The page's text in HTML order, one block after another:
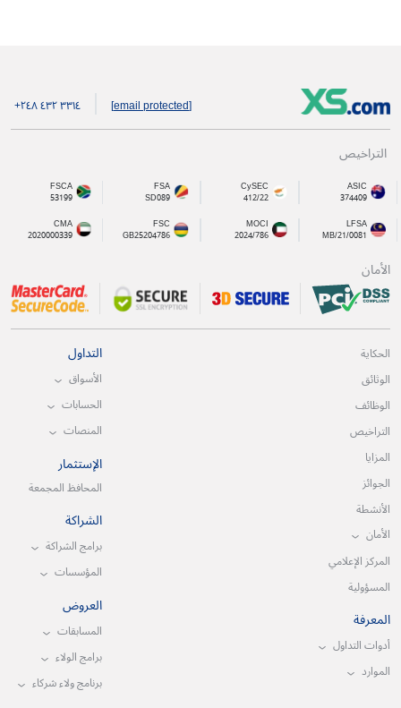
[email protected] +۲٤۸ ٤۳۲ ۳۳۱٤
التراخيص
ASIC
374409
CySEC
412/22
FSA
SD089
FSCA
53199
LFSA
MB/21/0081
MOCI
2024/786
FSC
GB25204786
CMA
2020000339
الأمان
الحكاية
الوثائق
الوظائف
التراخيص
المزايا
الجوائز
الأنشطة
الأمان
المركز الإعلامي
المسؤولية
المعرفة
أدوات التداول
الموارد
التداول
الأسواق
الحسابات
المنصات
الإستثمار
المحافظ المجمعة
الشراكة
برامج الشراكة
المؤسسات
العروض
المسابقات
برامج الولاء
برنامج ولاء شركاء